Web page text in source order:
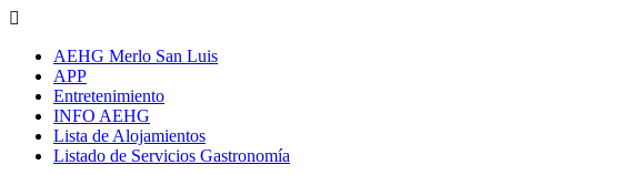
AEHG Merlo San Luis
APP
Entretenimiento
INFO AEHG
Lista de Alojamientos
Listado de Servicios Gastronomía